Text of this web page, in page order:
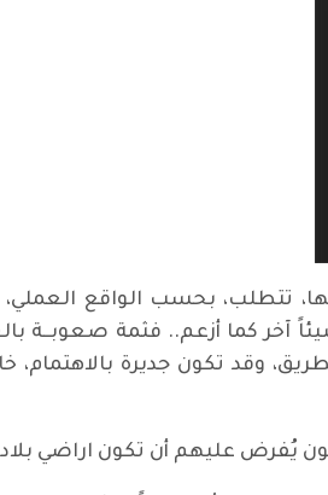
تتطلب، بحسب الواقع
آخر كما أزعم.. فثمة صعوبــة
وقد تكون جديرة